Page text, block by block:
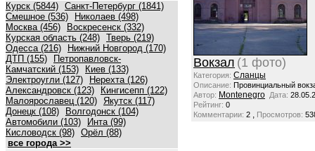
Курск (5844) Санкт-Петербург (1841)
Смешное (536)
Николаев (498)
Москва (456)
Воскресенск (332)
Курская область (248) Тверь (219)
Одесса (216)
Нижний Новгород (170)
ДТП (155)
Петропавловск-
Камчатский (153)
Киев (133)
Электроугли (127)
Нерехта (126)
Александровск (123)
Кингисепп (122)
Малоярославец (120) Якутск (117)
Донецк (108)
Волгодонск (104)
Автомобили (103)
Инта (99)
Кисловодск (98) Орёл (88)
все города >>
Вокзал (1 фото)
Категория: Сланцы
Описание: Провинциальный
Автор: Montenegro Дата:
Рейтинг: 0
Комментарии: 2 , Просмотров: